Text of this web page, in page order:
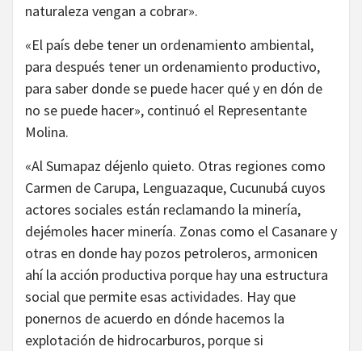
naturaleza vengan a cobrar».
«El país debe tener un ordenamiento ambiental,
para después tener un ordenamiento productivo,
para saber donde se puede hacer qué y en dón de
no se puede hacer», continuó el Representante
Molina.
«Al Sumapaz déjenlo quieto. Otras regiones como
Carmen de Carupa, Lenguazaque, Cucunubá cuyos
actores sociales están reclamando la minería,
dejémoles hacer minería. Zonas como el Casanare y
otras en donde hay pozos petroleros, armonicen
ahí la acción productiva porque hay una estructura
social que permite esas actividades. Hay que
ponernos de acuerdo en dónde hacemos la
explotación de hidrocarburos, porque si